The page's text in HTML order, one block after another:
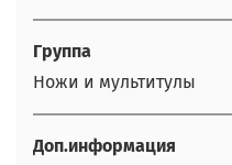
Группа
Ножи и мультитулы
Доп.информация